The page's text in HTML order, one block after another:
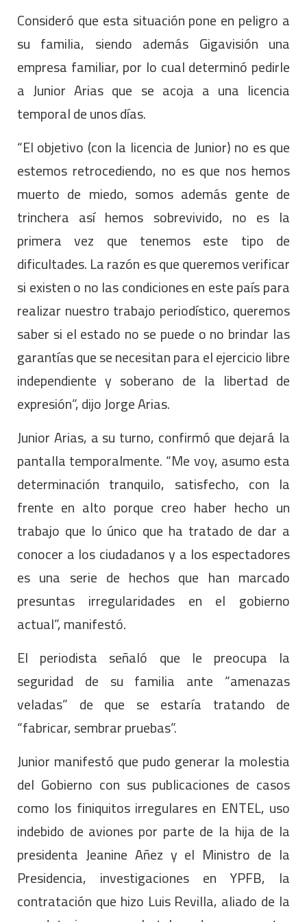
Consideró que esta situación pone en peligro a
su familia, siendo además Gigavisión una
empresa familiar, por lo cual determinó pedirle
a Junior Arias que se acoja a una licencia
temporal de unos días.
“El objetivo (con la licencia de Junior) no es que
estemos retrocediendo, no es que nos hemos
muerto de miedo, somos además gente de
trinchera así hemos sobrevivido, no es la
primera vez que tenemos este tipo de
dificultades. La razón es que queremos verificar
si existen o no las condiciones en este país para
realizar nuestro trabajo periodístico, queremos
saber si el estado no se puede o no brindar las
garantías que se necesitan para el ejercicio libre
independiente y soberano de la libertad de
expresión”, dijo Jorge Arias.
Junior Arias, a su turno, confirmó que dejará la
pantalla temporalmente. “Me voy, asumo esta
determinación tranquilo, satisfecho, con la
frente en alto porque creo haber hecho un
trabajo que lo único que ha tratado de dar a
conocer a los ciudadanos y a los espectadores
es una serie de hechos que han marcado
presuntas irregularidades en el gobierno
actual”, manifestó.
El periodista señaló que le preocupa la
seguridad de su familia ante “amenazas
veladas” de que se estaría tratando de
“fabricar, sembrar pruebas”.
Junior manifestó que pudo generar la molestia
del Gobierno con sus publicaciones de casos
como los finiquitos irregulares en ENTEL, uso
indebido de aviones por parte de la hija de la
presidenta Jeanine Añez y el Ministro de la
Presidencia, investigaciones en YPFB, la
contratación que hizo Luis Revilla, aliado de la